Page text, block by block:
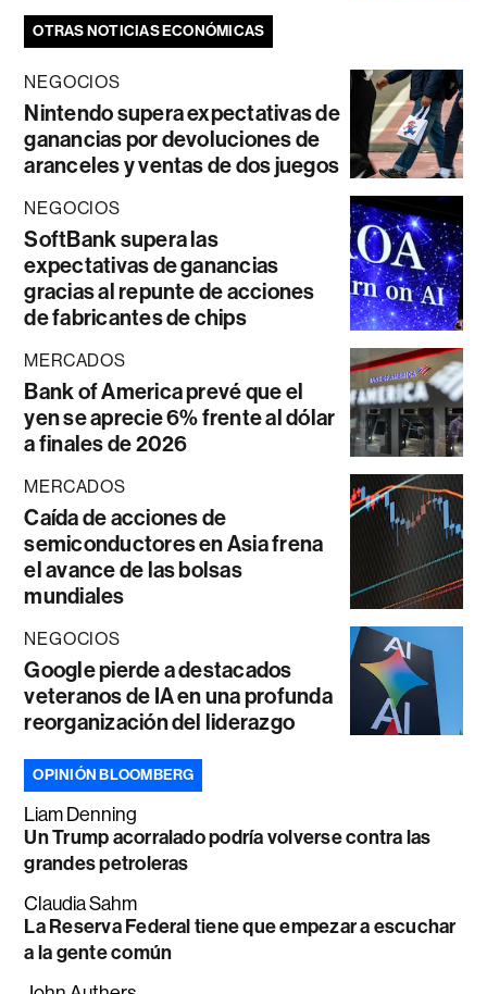
OTRAS NOTICIAS ECONÓMICAS
NEGOCIOS
Nintendo supera expectativas de
ganancias por devoluciones de
aranceles y ventas de dos juegos
NEGOCIOS
SoftBank supera las
expectativas de ganancias
gracias al repunte de acciones
de fabricantes de chips
MERCADOS
Bank of America prevé que el
yen se aprecie 6% frente al dólar
a finales de 2026
MERCADOS
Caída de acciones de
semiconductores en Asia frena
el avance de las bolsas
mundiales
NEGOCIOS
Google pierde a destacados
veteranos de IA en una profunda
reorganización del liderazgo
OPINIÓN BLOOMBERG
Liam Denning
Un Trump acorralado podría volverse contra las
grandes petroleras
Claudia Sahm
La Reserva Federal tiene que empezar a escuchar
a la gente común